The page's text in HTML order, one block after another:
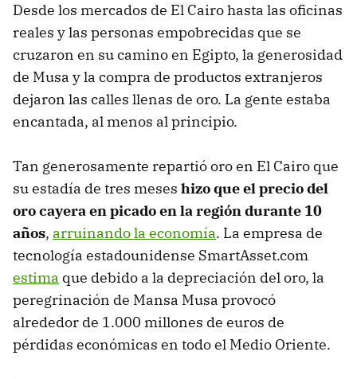
Desde los mercados de El Cairo hasta las oficinas
reales y las personas empobrecidas que se
cruzaron en su camino en Egipto, la generosidad
de Musa y la compra de productos extranjeros
dejaron las calles llenas de oro. La gente estaba
encantada, al menos al principio.
Tan generosamente repartió oro en El Cairo que
su estadía de tres meses hizo que el precio del
oro cayera en picado en la región durante 10
años, arruinando la economía. La empresa de
tecnología estadounidense SmartAsset.com
estima que debido a la depreciación del oro, la
peregrinación de Mansa Musa provocó
alrededor de 1.000 millones de euros de
pérdidas económicas en todo el Medio Oriente.